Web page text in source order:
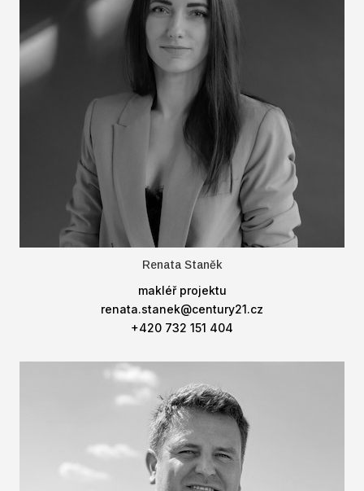
Renata Staněk
makléř projektu
renata.stanek@century21.cz
+420 732 151 404